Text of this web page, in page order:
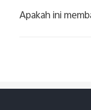
Apakah ini